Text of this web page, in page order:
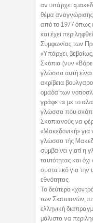
αν υπάρχει
θέμα
από το 1977 όπως
και έχει
Συμφωνίας των
«Υπάρχει,
Σκόπια (νυν
γλώσσα αυτή
ακρίβεια
ομάδα των
γράφεται με το
γλώσσα που
Σκοπιανούς να
«Μακεδονική»
γλώσσα τής
συμβαίνει γιατί η
ταυτότητας και
συστατικό για την
εθνότητας.
Το δεύτερο
των Σκοπιανών,
ελληνική
μάλιστα να